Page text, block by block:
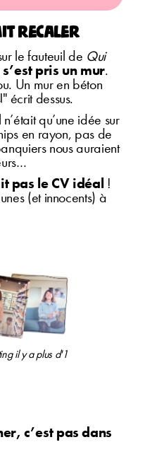
recaler
le fauteuil de Qui
pris un mur.
Un mur en béton
dessus.
qu’une idée sur
en rayon, pas de
nous auraient
pas le CV idéal !
(et innocents) à
il y a plus d'1
c’est pas dans